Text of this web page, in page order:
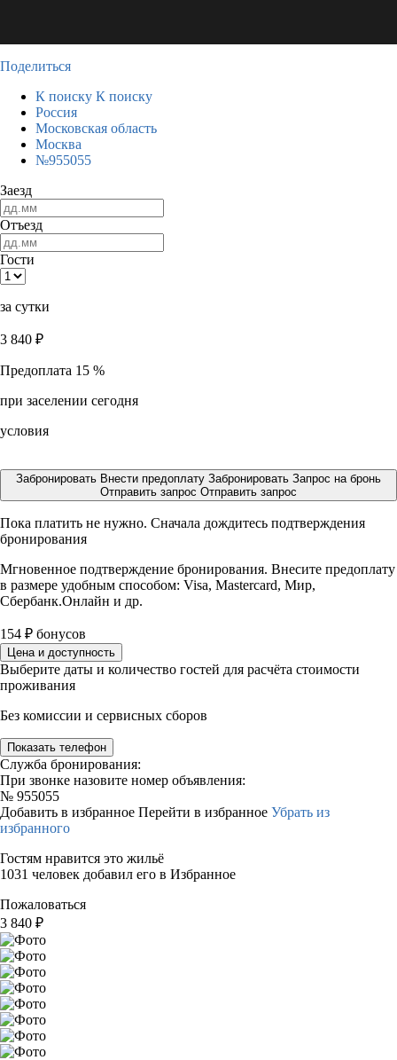
Поделиться
К поиску К поиску
Россия
Московская область
Москва
№955055
Заезд
Отъезд
Гости
за сутки
3 840 ₽
Предоплата 15 %
при заселении сегодня
условия
Забронировать Внести предоплату Забронировать Запрос на бронь
Отправить запрос Отправить запрос
Пока платить не нужно. Сначала дождитесь подтверждения
бронирования
Мгновенное подтверждение бронирования. Внесите предоплату
в размере удобным способом: Visa, Mastercard, Мир,
Сбербанк.Онлайн и др.
154 ₽ бонусов
Цена и доступность
Выберите даты и количество гостей для расчёта стоимости
проживания
Без комиссии и сервисных сборов
Показать телефон
Служба бронирования:
При звонке назовите номер объявления:
№ 955055
Добавить в избранное Перейти в избранное Убрать из
избранного
Гостям нравится это жильё
1031 человек добавил его в Избранное
Пожаловаться
3 840 ₽